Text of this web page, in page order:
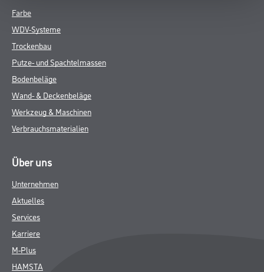
Farbe
WDV-Systeme
Trockenbau
Putze- und Spachtelmassen
Bodenbeläge
Wand- & Deckenbeläge
Werkzeug & Maschinen
Verbrauchsmaterialien
Über uns
Unternehmen
Aktuelles
Services
Karriere
M-Plus
HAMSTA